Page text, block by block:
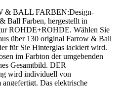
& BALL FARBEN:Design-
Ball Farben, hergestellt in
ROHDE+ROHDE. Wählen Sie
über 130 original Farrow & Ball
für Sie Hinterglas lackiert wird.
im Farbton der umgebenden
Gesamtbild. DER
wird individuell von
Das elektrische